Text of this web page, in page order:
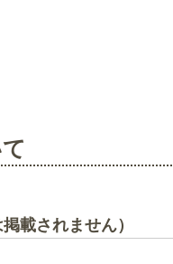
載されません）